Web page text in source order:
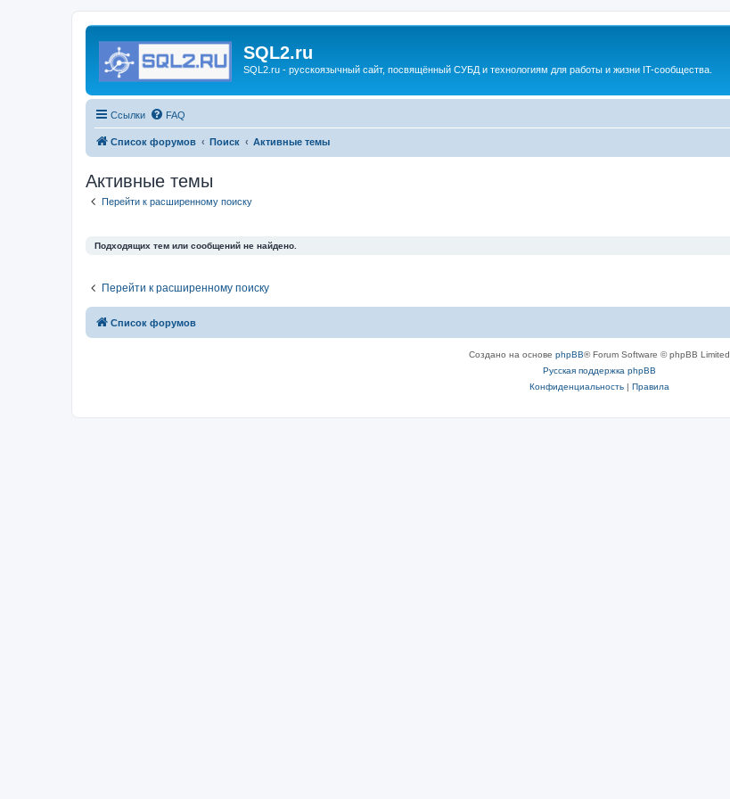
SQL2.ru
SQL2.ru - русскоязычный сайт, посвящённый СУБД и технологиям для работы и жизни IT-сообщества.
Ссылки FAQ
Список форумов Поиск Активные темы
Активные темы
Перейти к расширенному поиску
Подходящих тем или сообщений не найдено.
Перейти к расширенному поиску
Список форумов
Создано на основе phpBB® Forum Software © phpBB Limited
Русская поддержка phpBB
Конфиденциальность| Правила